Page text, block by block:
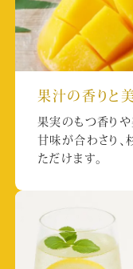
果汁の香りと
果実のもつ香りや
甘味が合わさり
ただけます。